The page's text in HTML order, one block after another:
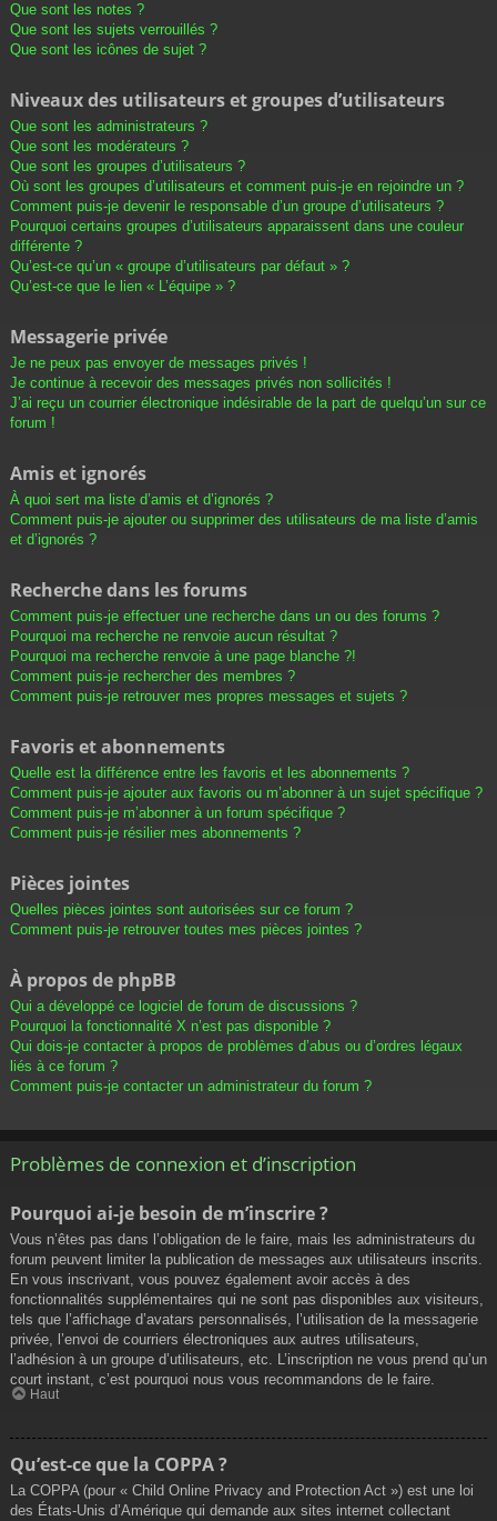
Que sont les notes ?
Que sont les sujets verrouillés ?
Que sont les icônes de sujet ?
Niveaux des utilisateurs et groupes d’utilisateurs
Que sont les administrateurs ?
Que sont les modérateurs ?
Que sont les groupes d’utilisateurs ?
Où sont les groupes d’utilisateurs et comment puis-je en rejoindre un ?
Comment puis-je devenir le responsable d’un groupe d’utilisateurs ?
Pourquoi certains groupes d’utilisateurs apparaissent dans une couleur
différente ?
Qu’est-ce qu’un « groupe d’utilisateurs par défaut » ?
Qu’est-ce que le lien « L’équipe » ?
Messagerie privée
Je ne peux pas envoyer de messages privés !
Je continue à recevoir des messages privés non sollicités !
J’ai reçu un courrier électronique indésirable de la part de quelqu’un sur ce
forum !
Amis et ignorés
À quoi sert ma liste d’amis et d’ignorés ?
Comment puis-je ajouter ou supprimer des utilisateurs de ma liste d’amis
et d’ignorés ?
Recherche dans les forums
Comment puis-je effectuer une recherche dans un ou des forums ?
Pourquoi ma recherche ne renvoie aucun résultat ?
Pourquoi ma recherche renvoie à une page blanche ?!
Comment puis-je rechercher des membres ?
Comment puis-je retrouver mes propres messages et sujets ?
Favoris et abonnements
Quelle est la différence entre les favoris et les abonnements ?
Comment puis-je ajouter aux favoris ou m’abonner à un sujet spécifique ?
Comment puis-je m’abonner à un forum spécifique ?
Comment puis-je résilier mes abonnements ?
Pièces jointes
Quelles pièces jointes sont autorisées sur ce forum ?
Comment puis-je retrouver toutes mes pièces jointes ?
À propos de phpBB
Qui a développé ce logiciel de forum de discussions ?
Pourquoi la fonctionnalité X n’est pas disponible ?
Qui dois-je contacter à propos de problèmes d’abus ou d’ordres légaux
liés à ce forum ?
Comment puis-je contacter un administrateur du forum ?
Problèmes de connexion et d’inscription
Pourquoi ai-je besoin de m’inscrire ?
Vous n’êtes pas dans l’obligation de le faire, mais les administrateurs du
forum peuvent limiter la publication de messages aux utilisateurs inscrits.
En vous inscrivant, vous pouvez également avoir accès à des
fonctionnalités supplémentaires qui ne sont pas disponibles aux visiteurs,
tels que l’affichage d’avatars personnalisés, l’utilisation de la messagerie
privée, l’envoi de courriers électroniques aux autres utilisateurs,
l’adhésion à un groupe d’utilisateurs, etc. L’inscription ne vous prend qu’un
court instant, c’est pourquoi nous vous recommandons de le faire.
Haut
Qu’est-ce que la COPPA ?
La COPPA (pour « Child Online Privacy and Protection Act ») est une loi
des États-Unis d’Amérique qui demande aux sites internet collectant